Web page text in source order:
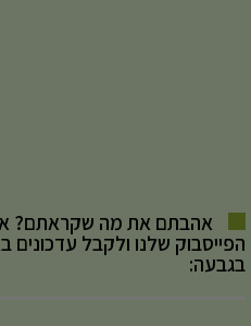
אהבתם את מה שקראתם?
הפייסבוק שלנו ולקבל
בגבעה: